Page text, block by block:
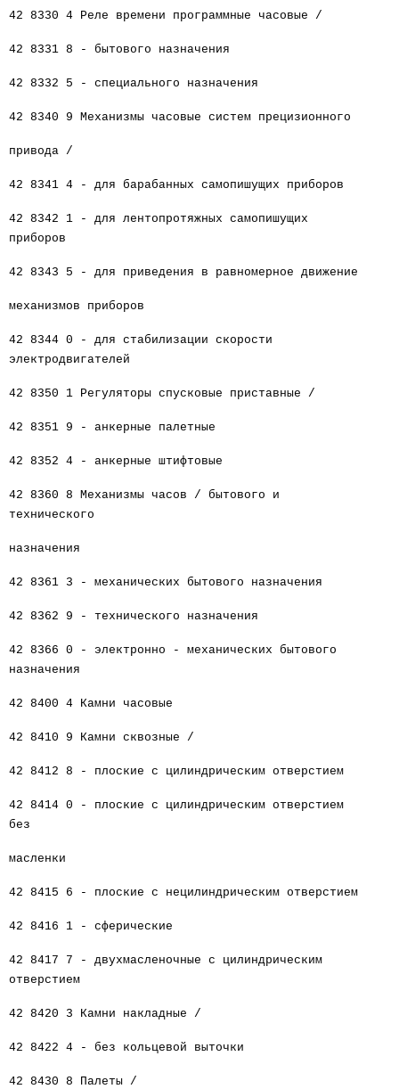
42 8330 4 Реле времени программные часовые /
42 8331 8 - бытового назначения
42 8332 5 - специального назначения
42 8340 9 Механизмы часовые систем прецизионного
привода /
42 8341 4 - для барабанных самопишущих приборов
42 8342 1 - для лентопротяжных самопишущих
приборов
42 8343 5 - для приведения в равномерное движение
механизмов приборов
42 8344 0 - для стабилизации скорости
электродвигателей
42 8350 1 Регуляторы спусковые приставные /
42 8351 9 - анкерные палетные
42 8352 4 - анкерные штифтовые
42 8360 8 Механизмы часов / бытового и
технического
назначения
42 8361 3 - механических бытового назначения
42 8362 9 - технического назначения
42 8366 0 - электронно - механических бытового
назначения
42 8400 4 Камни часовые
42 8410 9 Камни сквозные /
42 8412 8 - плоские с цилиндрическим отверстием
42 8414 0 - плоские с цилиндрическим отверстием
без
масленки
42 8415 6 - плоские с нецилиндрическим отверстием
42 8416 1 - сферические
42 8417 7 - двухмасленочные с цилиндрическим
отверстием
42 8420 3 Камни накладные /
42 8422 4 - без кольцевой выточки
42 8430 8 Палеты /